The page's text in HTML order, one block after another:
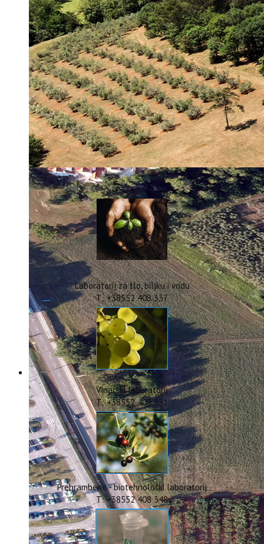
Financiranje
Proračun
Potpore
PROGRAMSKO FINANCIRANJE
Izvještavanje po uredbi
Projekti Instituta
Dialogue4Tourism
REVIVE
WASTEREDUCE
MITOMED+
WINTERMED
CASTWATER
INHERIT
CONSUMLESS PLUS
IstraOILFest
ARHIVA PROJEKATA
IstraECOinclusive
Izdavačka djelatnost
Izbor u znanstvena zvanja
Dokumenti
Statut
Strategija
CIP
Pravo na pristup informacijama
Zaštita osobnih podataka
Godišnji izvještaj
Javna nabava
Natječaji za radna mjesta
Zakonodavni okvir
Akti Instituta
Linkovi
Kontakt
webmail
Popularizacija znanosti
ERASMUS+
HyPro4ST
DIGIAGRI
GreenTea
CIRCOLIVE
Laboratorij za tlo, biljku i vodu
T: +38552 408 337
Vinarski laboratorij
T: +38552 408 331
Prehrambeno - biotehnološki laboratorij
T: +38552 408 348